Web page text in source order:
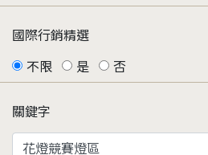
國際行銷精選
不限
是 否
關鍵字